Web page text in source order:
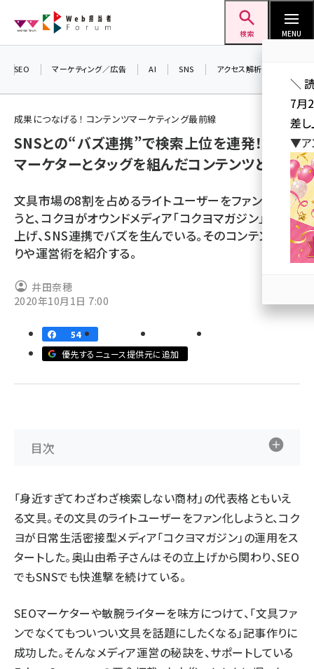
ン
検索 MENU
seo (3524)
youtube (2431)
note (2312)
セミナー (2306)
z世代 (1622)
llmo (1163)
SEO マーケティング／広告 AI SNS アクセス解析／データ分析
成果につなげる！ コンテンツマーケティング最前線
SNSとの“バズ連携”で検索上位を連発！ SEO
マーケターとタッグを組んだコンテンツとは？
文具市場の8割を占めるライトユーザーをファン化しよ
うと、コクヨがオウンドメディア「コクヨマガジン」を立ち
上げ、SNS連携でバズを生んでいる。そのコンテンツ作
りや運営術を紹介する。
井田奈穂
2020年10月1日 7:00
54
優先するニュース提供元に追加
目次
「身近すぎてわざわざ検索しない商材」の代表格ともいえ
る文具。その文具のライトユーザーをファン化しようと、コク
ヨが日常生活密接型メディア「コクヨマガジン」の運用をス
タートした。奥山由希子さんはその立上げから関わり、SEO
でもSNSでも快進撃を続けている。
SEOマーケターや敏腕ライターを味方につけて、「文具ファ
ンでなくてもついつい文具を話題にしたくなる」記事作りに
成功した。そんなメディア運営の秘訣を、サポートしている
＼
7月
差し
▼ア